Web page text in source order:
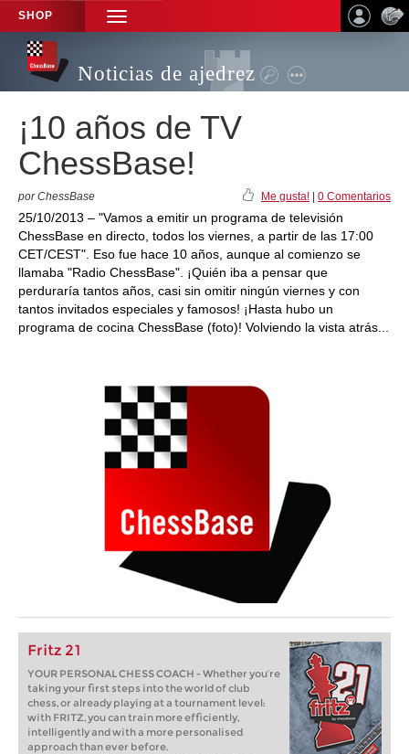
SHOP
TOGGLE
NAVIGATION
Noticias de ajedrez
¡10 años de TV
ChessBase!
por ChessBase Me gusta! 0 Comentarios
25/10/2013 – "Vamos a emitir un programa de televisión
ChessBase en directo, todos los viernes, a partir de las 17:00
CET/CEST". Eso fue hace 10 años, aunque al comienzo se
llamaba "Radio ChessBase". ¡Quién iba a pensar que
perduraría tantos años, casi sin omitir ningún viernes y con
tantos invitados especiales y famosos! ¡Hasta hubo un
programa de cocina ChessBase (foto)! Volviendo la vista atrás...
Fritz 21
YOUR PERSONAL CHESS COACH - Whether you’re
taking your first steps into the world of club
chess, or already playing at a tournament level:
with FRITZ, you can train more efficiently,
intelligently and with a more personalised
approach than ever before.